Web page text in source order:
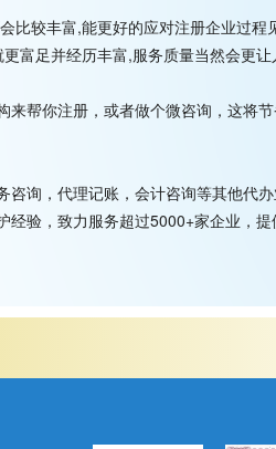
比较丰富,能更好的应对注册企业过程
富足并经历丰富,服务质量当然会更让
帮你注册，或者做个微咨询，这将
询，代理记账，会计咨询等其他代
验，致力服务超过5000+家企业，提